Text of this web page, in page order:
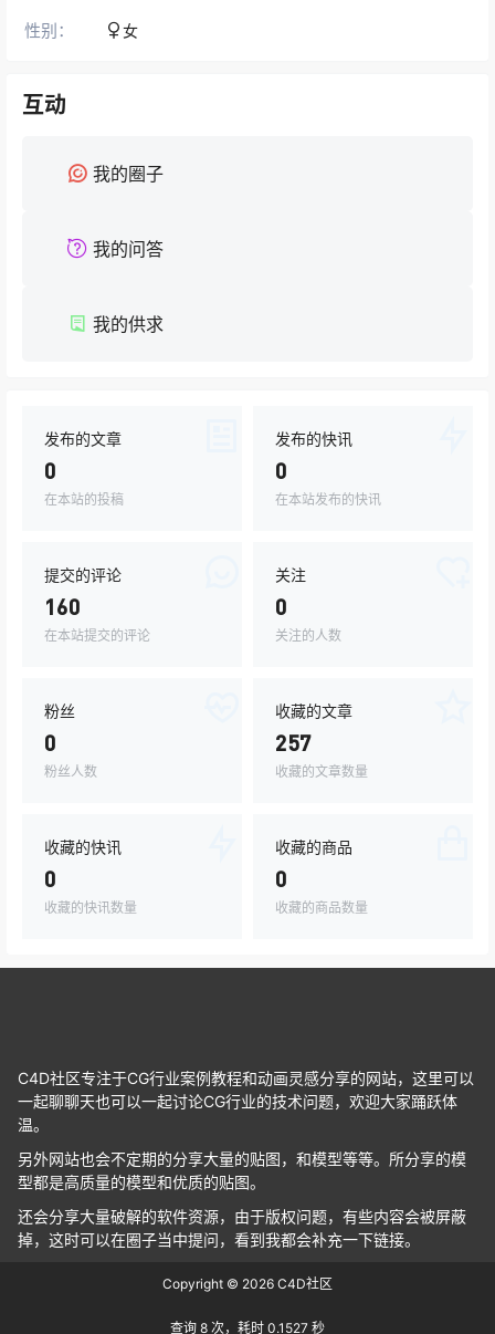
性别： 女
互动
我的圈子
我的问答
我的供求
发布的文章
0
在本站的投稿
发布的快讯
0
在本站发布的快讯
提交的评论
160
在本站提交的评论
关注
0
关注的人数
粉丝
0
粉丝人数
收藏的文章
257
收藏的文章数量
收藏的快讯
0
收藏的快讯数量
收藏的商品
0
收藏的商品数量
C4D社区专注于CG行业案例教程和动画灵感分享的网站，这里可以
一起聊聊天也可以一起讨论CG行业的技术问题，欢迎大家踊跃体
温。
另外网站也会不定期的分享大量的贴图，和模型等等。所分享的模
型都是高质量的模型和优质的贴图。
还会分享大量破解的软件资源，由于版权问题，有些内容会被屏蔽
掉，这时可以在圈子当中提问，看到我都会补充一下链接。
Copyright © 2026 C4D社区
查询 8 次，耗时 0.1527 秒